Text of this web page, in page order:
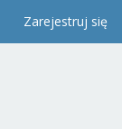
Zarejestruj się